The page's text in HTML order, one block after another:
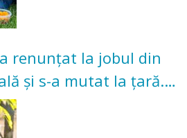
renunțat la jobul din
și s-a mutat la țară.
în grădina